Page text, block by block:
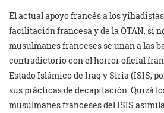
El actual apoyo francés a los
facilitación francesa y de la OTAN, si
musulmanes franceses se unan a las
contradictorio con el horror oficial
Estado Islámico de Iraq y Siria (ISIS,
sus prácticas de decapitación. Quizá
musulmanes franceses del ISIS